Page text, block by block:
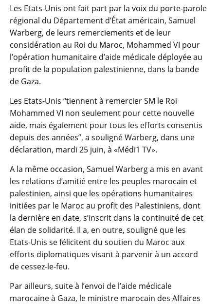
Les Etats-Unis ont fait part par la voix du porte-parole
régional du Département d’État américain, Samuel
Warberg, de leurs remerciements et de leur
considération au Roi du Maroc, Mohammed VI pour
l’opération humanitaire d’aide médicale déployée au
profit de la population palestinienne, dans la bande
de Gaza.
Les Etats-Unis “tiennent à remercier SM le Roi
Mohammed VI non seulement pour cette nouvelle
aide, mais également pour tous les efforts consentis
depuis des années”, a souligné Warberg, dans une
déclaration, mardi 25 juin, à «Médi1 TV».
A la même occasion, Samuel Warberg a mis en avant
les relations d’amitié entre les peuples marocain et
palestinien, ainsi que les opérations humanitaires
initiées par le Maroc au profit des Palestiniens, dont
la dernière en date, s’inscrit dans la continuité de cet
élan de solidarité. Il a, en outre, souligné que les
Etats-Unis se félicitent du soutien du Maroc aux
efforts diplomatiques visant à parvenir à un accord
de cessez-le-feu.
Par ailleurs, suite à l’envoi de l’aide médicale
marocaine à Gaza, le ministre marocain des Affaires